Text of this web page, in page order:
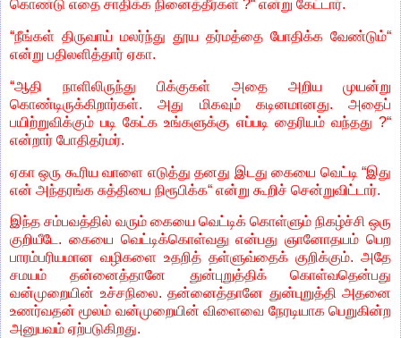
கொண்டு எதை சாதிக்க நினைத்தீர்கள் ?“ என்று கேட்டார்.
“நீங்கள் திருவாய் மலர்ந்து தூய தர்மத்தை போதிக்க வேண்டும்“
என்று பதிலளித்தார் ஏகா.
“ஆதி நாளிலிருந்து பிக்குகள் அதை அறிய முயன்று
கொண்டிருக்கிறார்கள். அது மிகவும் கடினமானது. அதைப்
பயிற்றுவிக்கும் படி கேட்க உங்களுக்கு எப்படி தைரியம் வந்தது ?“
என்றார் போதிதர்மர்.
ஏகா ஒரு கூரிய வாளை எடுத்து தனது இடது கையை வெட்டி “இது
என் அந்தரங்க சுத்தியை நிரூபிக்க“ என்று கூறிச் சென்றுவிட்டார்.
இந்த சம்பவத்தில் வரும் கையை வெட்டிக் கொள்ளும் நிகழ்ச்சி ஒரு
குறியீடே. கையை வெட்டிக்கொள்வது என்பது ஞானோதயம் பெற
பாரம்பரியமான வழிகளை உதறித் தள்ளுவ்தைக் குறிக்கும். அதே
சமயம் தன்னைத்தானே துன்புறுத்திக் கொள்வதென்பது
வன்முறையின் உச்சநிலை. தன்னைத்தானே துன்புறுத்தி அதனை
உணர்வதன் மூலம் வன்முறையின் விளைவை நேரடியாக பெறுகின்ற
அனுபவம் ஏற்படுகிறது.